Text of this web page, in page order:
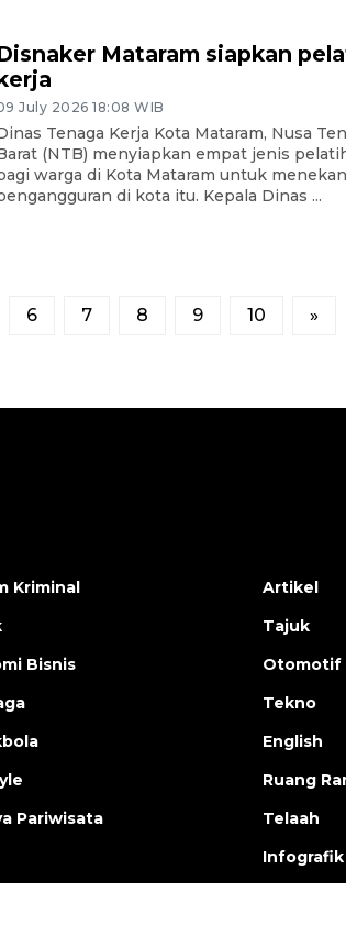
Mataram siapkan
July 2026 18:08 WIB
Tenaga Kerja Kota Mataram, Nusa
(NTB) menyiapkan empat jenis
warga di Kota Mataram untuk
di kota itu. Kepala Dinas ...
6 7 8 9 10 »
Kriminal
Bisnis
Pariwisata
Artikel
Tajuk
Otomotif
Tekno
English
Ruang
Telaah
Infografik